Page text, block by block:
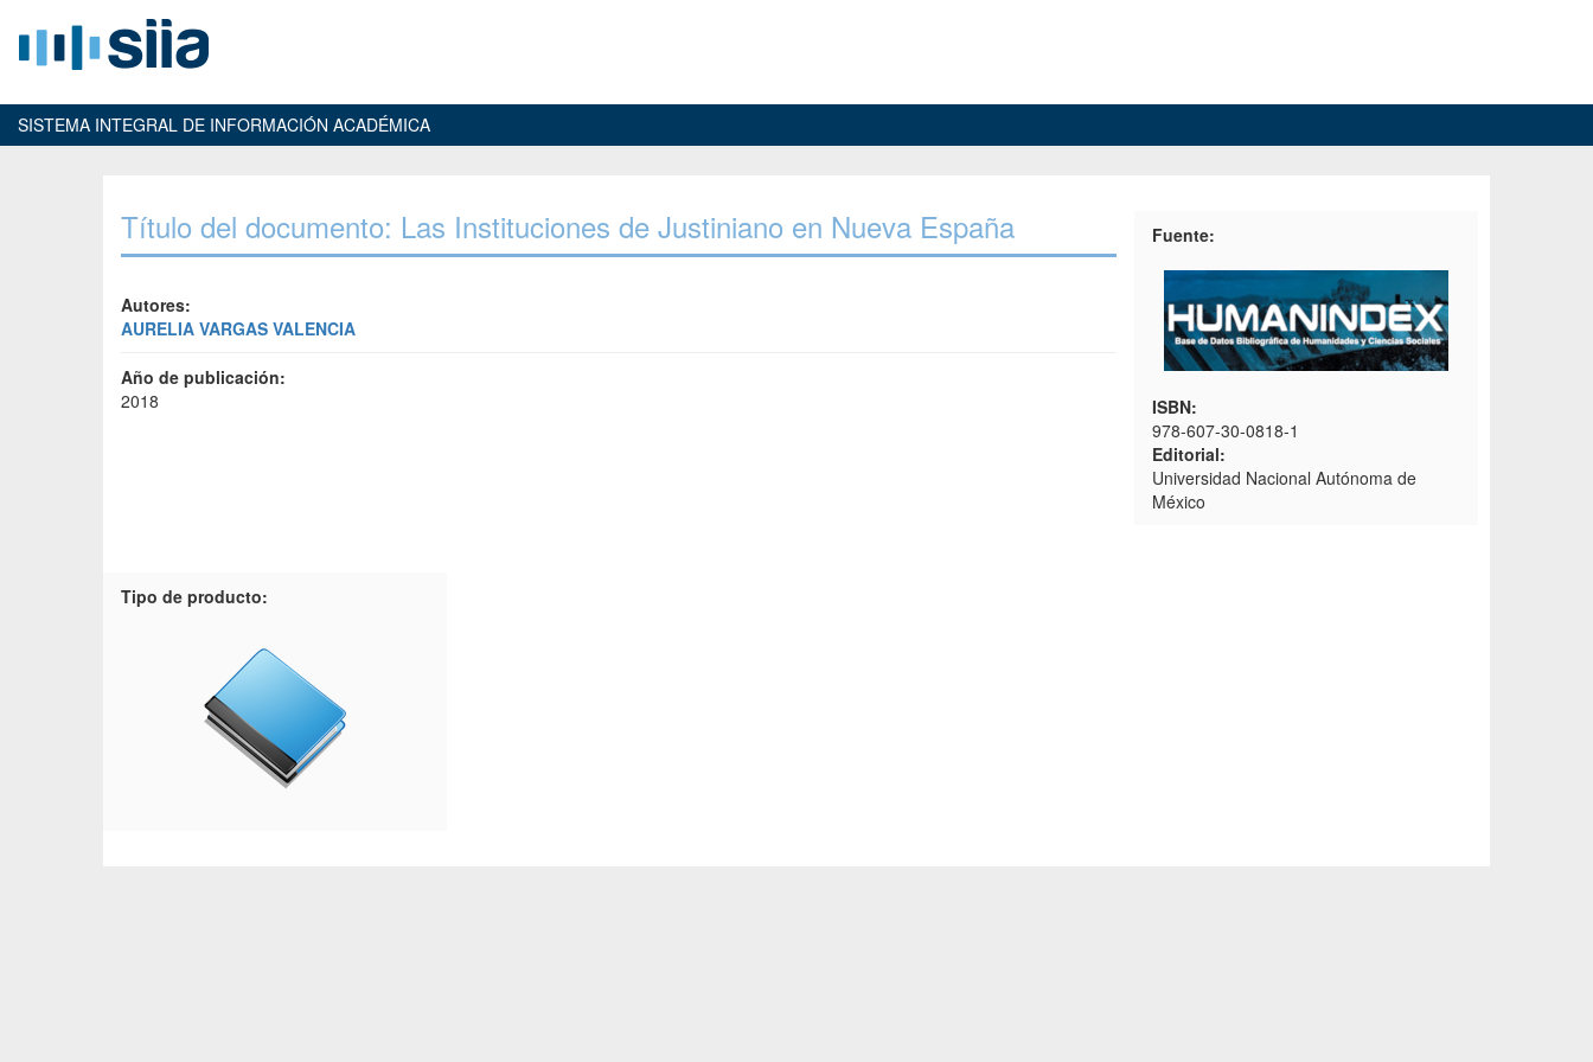
SISTEMA INTEGRAL DE INFORMACIÓN ACADÉMICA
Título del documento: Las Instituciones de Justiniano en Nueva España
Autores:
AURELIA VARGAS VALENCIA
Año de publicación:
2018
Fuente:
ISBN:
978-607-30-0818-1
Editorial:
Universidad Nacional Autónoma de
México
Tipo de producto: